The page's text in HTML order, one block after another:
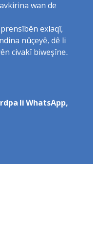
wan de
exlaqî,
nûçeyê, dê li
civakî biweşîne.
li WhatsApp,